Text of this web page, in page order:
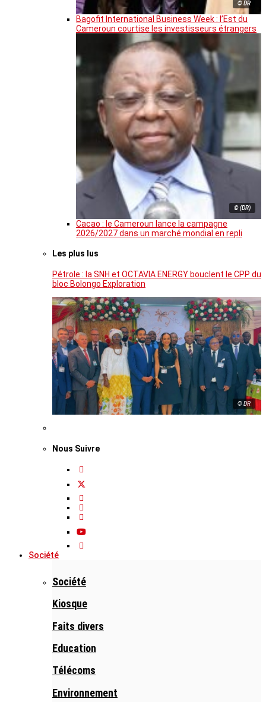
© DR
Bagofit International Business Week : l’Est du
Cameroun courtise les investisseurs étrangers
© (DR)
Cacao : le Cameroun lance la campagne
2026/2027 dans un marché mondial en repli
Les plus lus
Pétrole : la SNH et OCTAVIA ENERGY bouclent le CPP du
bloc Bolongo Exploration
© DR
Nous Suivre
Société
Société
Kiosque
Faits divers
Education
Télécoms
Environnement